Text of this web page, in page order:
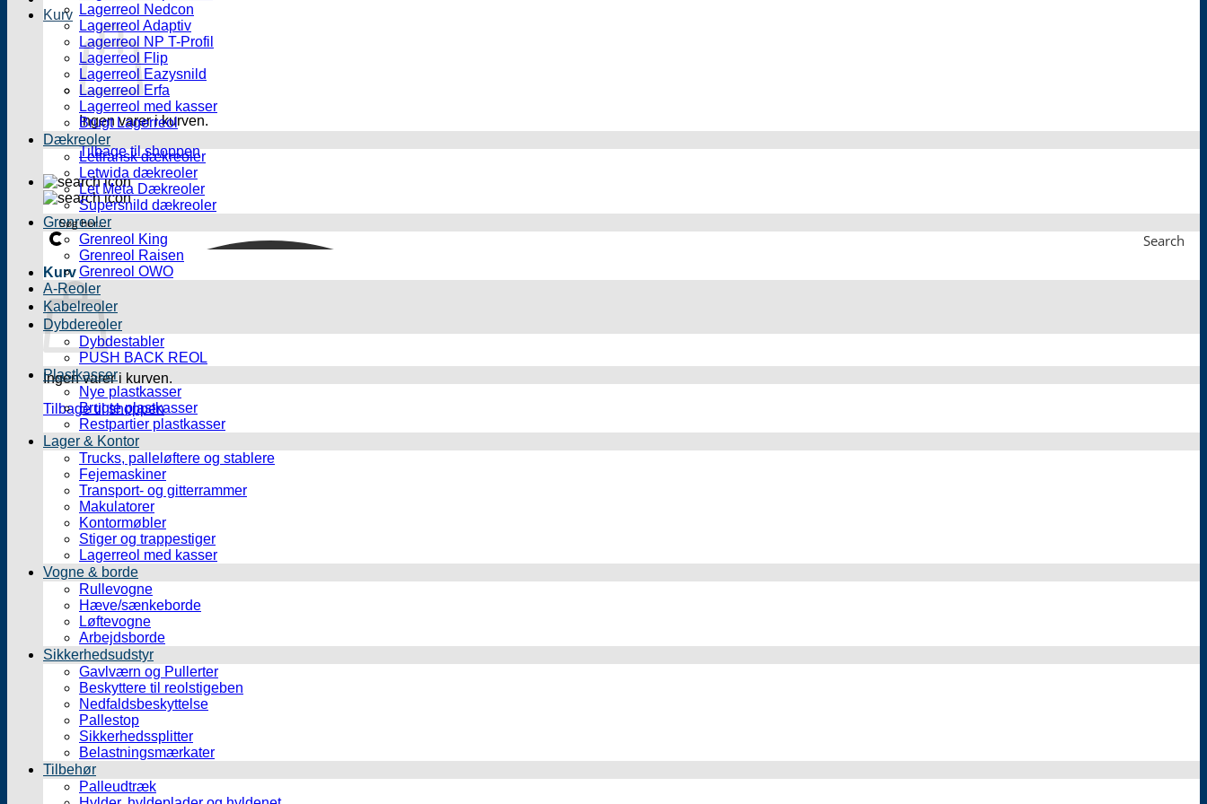
Kurv
Ingen varer i kurven.
Tilbage til shoppen
Search
Kurv
Ingen varer i kurven.
Tilbage til shoppen
Lagerreol Nedcon
Lagerreol Adaptiv
Lagerreol NP T-Profil
Lagerreol Flip
Lagerreol Eazysnild
Lagerreol Erfa
Lagerreol med kasser
Brugt Lagerreol
Dækreoler
Letfransk dækreoler
Letwida dækreoler
Let Meta Dækreoler
Supersnild dækreoler
Grenreoler
Grenreol King
Grenreol Raisen
Grenreol OWO
A-Reoler
Kabelreoler
Dybdereoler
Dybdestabler
PUSH BACK REOL
Plastkasser
Nye plastkasser
Brugte plastkasser
Restpartier plastkasser
Lager & Kontor
Trucks, palleløftere og stablere
Fejemaskiner
Transport- og gitterrammer
Makulatorer
Kontormøbler
Stiger og trappestiger
Lagerreol med kasser
Vogne & borde
Rullevogne
Hæve/sænkeborde
Løftevogne
Arbejdsborde
Sikkerhedsudstyr
Gavlværn og Pullerter
Beskyttere til reolstigeben
Nedfaldsbeskyttelse
Pallestop
Sikkerhedssplitter
Belastningsmærkater
Tilbehør
Palleudtræk